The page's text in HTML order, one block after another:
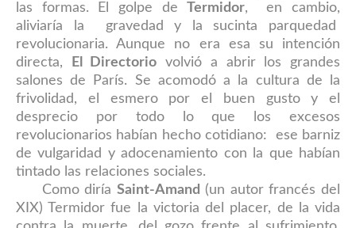
las formas. El golpe deTermidor, en cambio,
aliviaría la gravedad y la sucinta parquedad
revolucionaria. Aunque no era esa su intención
directa,
El Directorio volvió a abrir los grandes
salones de París. Se acomodó a la cultura de la
frivolidad, el esmero por el buen gusto y el
desprecio por todo lo que los excesos
revolucionarios habían hecho cotidiano: ese barniz
de vulgaridad y adocenamiento con la que habían
tintado las relaciones sociales.
Como diría Saint-Amand (un autor francés del
XIX) Termidor fue la victoria del placer, de la vida